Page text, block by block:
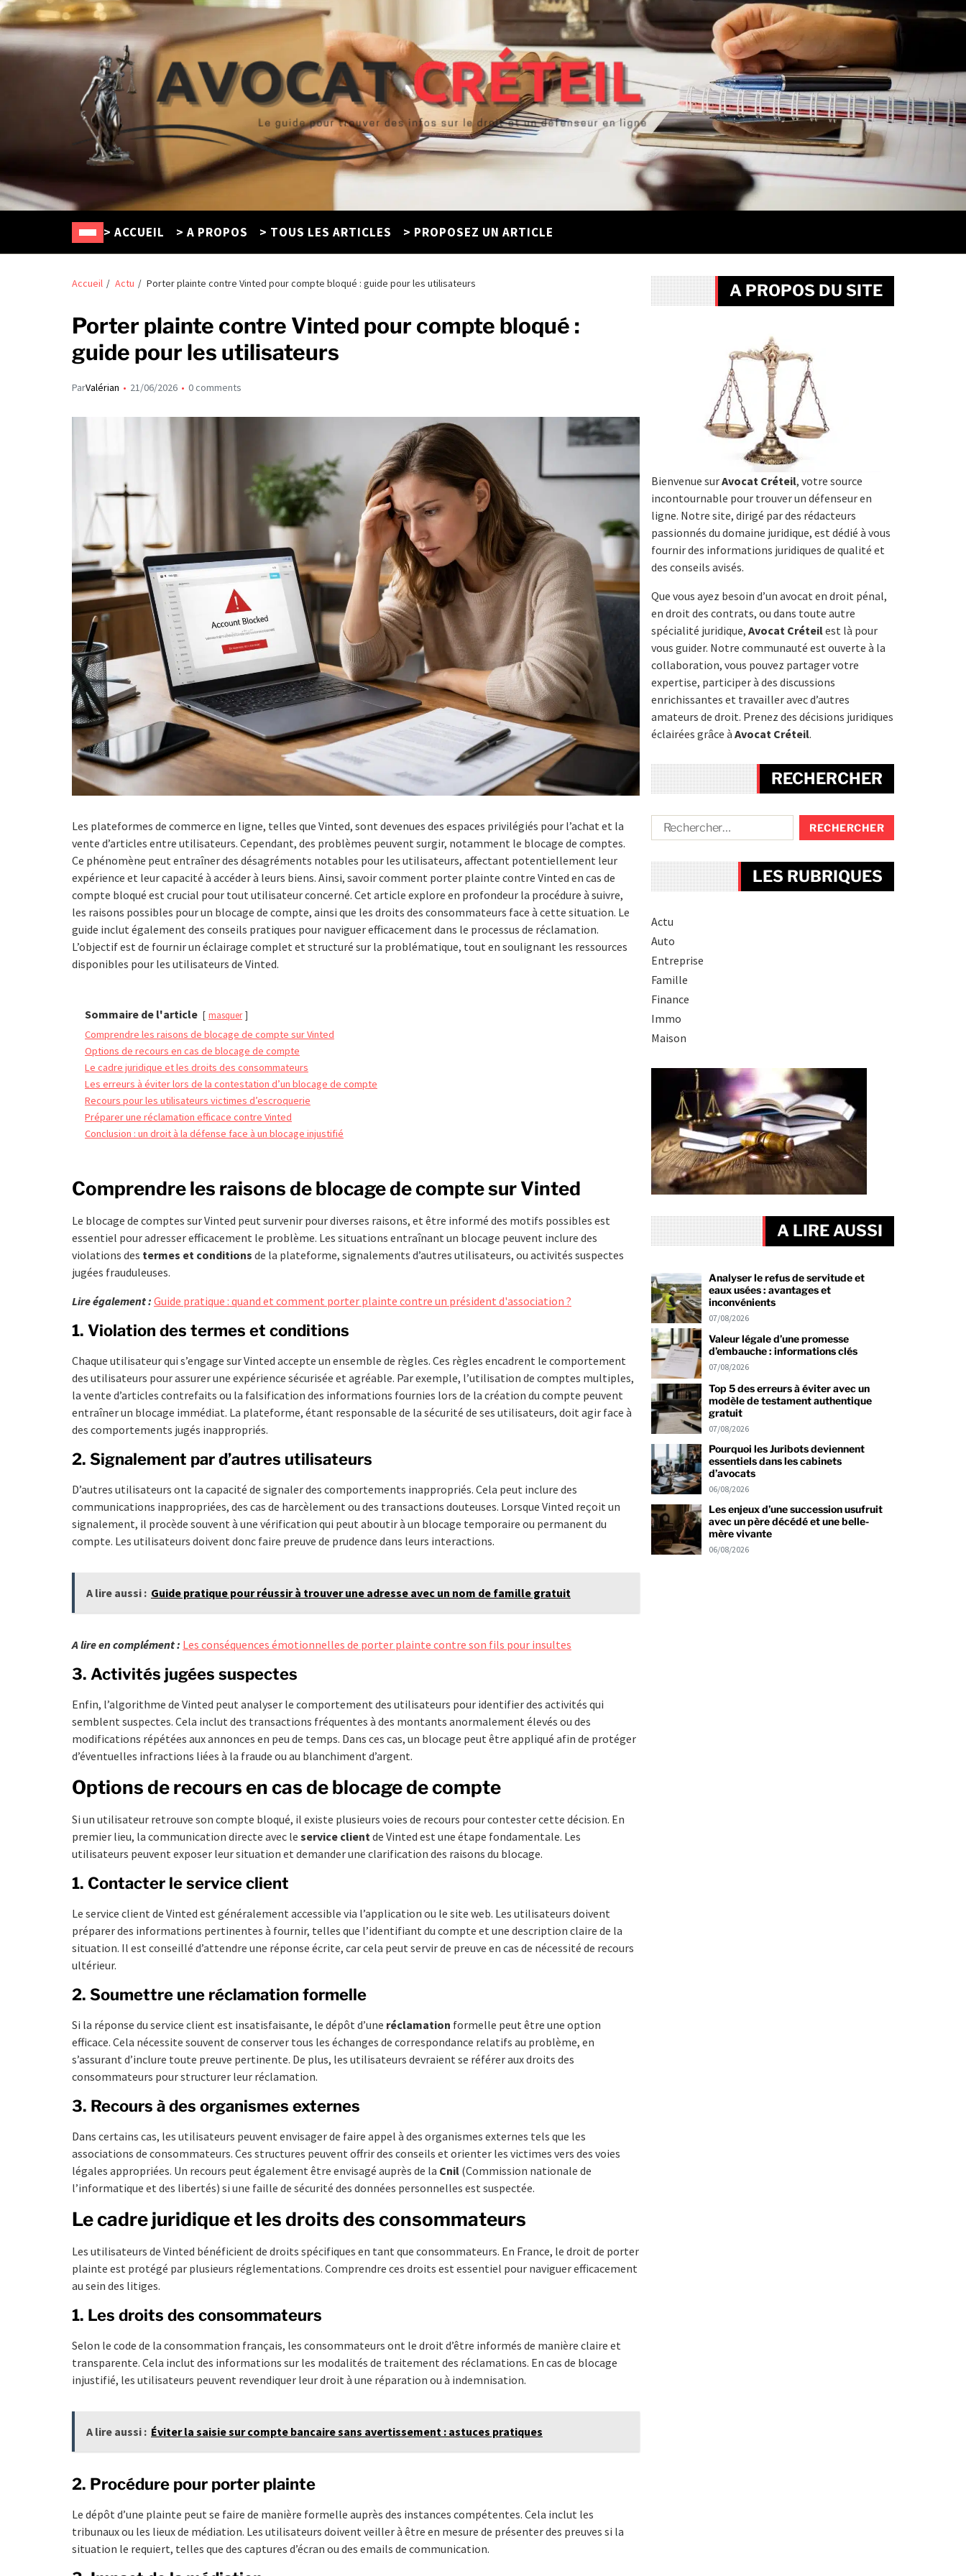
Avocat Créteil
Le guide pour trouver un défenseur en ligne
> ACCUEIL > A PROPOS > TOUS LES ARTICLES > PROPOSEZ UN ARTICLE
Accueil Actu Porter plainte contre Vinted pour compte bloqué : guide pour les utilisateurs
Porter plainte contre Vinted pour compte bloqué :
guide pour les utilisateurs
ParValérian 21/06/2026 0 comments
Les plateformes de commerce en ligne, telles que Vinted, sont devenues des espaces privilégiés pour l’achat et la
vente d’articles entre utilisateurs. Cependant, des problèmes peuvent surgir, notamment le blocage de comptes.
Ce phénomène peut entraîner des désagréments notables pour les utilisateurs, affectant potentiellement leur
expérience et leur capacité à accéder à leurs biens. Ainsi, savoir comment porter plainte contre Vinted en cas de
compte bloqué est crucial pour tout utilisateur concerné. Cet article explore en profondeur la procédure à suivre,
les raisons possibles pour un blocage de compte, ainsi que les droits des consommateurs face à cette situation. Le
guide inclut également des conseils pratiques pour naviguer efficacement dans le processus de réclamation.
L’objectif est de fournir un éclairage complet et structuré sur la problématique, tout en soulignant les ressources
disponibles pour les utilisateurs de Vinted.
Sommaire de l'article masquer
Comprendre les raisons de blocage de compte sur Vinted
Options de recours en cas de blocage de compte
Le cadre juridique et les droits des consommateurs
Les erreurs à éviter lors de la contestation d’un blocage de compte
Recours pour les utilisateurs victimes d’escroquerie
Préparer une réclamation efficace contre Vinted
Conclusion : un droit à la défense face à un blocage injustifié
Comprendre les raisons de blocage de compte sur Vinted
Le blocage de comptes sur Vinted peut survenir pour diverses raisons, et être informé des motifs possibles est
essentiel pour adresser efficacement le problème. Les situations entraînant un blocage peuvent inclure des
violations des termes et conditions de la plateforme, signalements d’autres utilisateurs, ou activités suspectes
jugées frauduleuses.
Lire également : Guide pratique : quand et comment porter plainte contre un président d'association ?
1. Violation des termes et conditions
Chaque utilisateur qui s’engage sur Vinted accepte un ensemble de règles. Ces règles encadrent le comportement
des utilisateurs pour assurer une expérience sécurisée et agréable. Par exemple, l’utilisation de comptes multiples,
la vente d’articles contrefaits ou la falsification des informations fournies lors de la création du compte peuvent
entraîner un blocage immédiat. La plateforme, étant responsable de la sécurité de ses utilisateurs, doit agir face à
des comportements jugés inappropriés.
2. Signalement par d’autres utilisateurs
D’autres utilisateurs ont la capacité de signaler des comportements inappropriés. Cela peut inclure des
communications inappropriées, des cas de harcèlement ou des transactions douteuses. Lorsque Vinted reçoit un
signalement, il procède souvent à une vérification qui peut aboutir à un blocage temporaire ou permanent du
compte. Les utilisateurs doivent donc faire preuve de prudence dans leurs interactions.
A lire aussi : Guide pratique pour réussir à trouver une adresse avec un nom de famille gratuit
A lire en complément : Les conséquences émotionnelles de porter plainte contre son fils pour insultes
3. Activités jugées suspectes
Enfin, l’algorithme de Vinted peut analyser le comportement des utilisateurs pour identifier des activités qui
semblent suspectes. Cela inclut des transactions fréquentes à des montants anormalement élevés ou des
modifications répétées aux annonces en peu de temps. Dans ces cas, un blocage peut être appliqué afin de protéger
d’éventuelles infractions liées à la fraude ou au blanchiment d’argent.
Options de recours en cas de blocage de compte
Si un utilisateur retrouve son compte bloqué, il existe plusieurs voies de recours pour contester cette décision. En
premier lieu, la communication directe avec le service client de Vinted est une étape fondamentale. Les
utilisateurs peuvent exposer leur situation et demander une clarification des raisons du blocage.
1. Contacter le service client
Le service client de Vinted est généralement accessible via l’application ou le site web. Les utilisateurs doivent
préparer des informations pertinentes à fournir, telles que l’identifiant du compte et une description claire de la
situation. Il est conseillé d’attendre une réponse écrite, car cela peut servir de preuve en cas de nécessité de recours
ultérieur.
2. Soumettre une réclamation formelle
Si la réponse du service client est insatisfaisante, le dépôt d’une réclamation formelle peut être une option
efficace. Cela nécessite souvent de conserver tous les échanges de correspondance relatifs au problème, en
s’assurant d’inclure toute preuve pertinente. De plus, les utilisateurs devraient se référer aux droits des
consommateurs pour structurer leur réclamation.
3. Recours à des organismes externes
Dans certains cas, les utilisateurs peuvent envisager de faire appel à des organismes externes tels que les
associations de consommateurs. Ces structures peuvent offrir des conseils et orienter les victimes vers des voies
légales appropriées. Un recours peut également être envisagé auprès de la Cnil (Commission nationale de
l’informatique et des libertés) si une faille de sécurité des données personnelles est suspectée.
Le cadre juridique et les droits des consommateurs
Les utilisateurs de Vinted bénéficient de droits spécifiques en tant que consommateurs. En France, le droit de porter
plainte est protégé par plusieurs réglementations. Comprendre ces droits est essentiel pour naviguer efficacement
au sein des litiges.
1. Les droits des consommateurs
Selon le code de la consommation français, les consommateurs ont le droit d’être informés de manière claire et
transparente. Cela inclut des informations sur les modalités de traitement des réclamations. En cas de blocage
injustifié, les utilisateurs peuvent revendiquer leur droit à une réparation ou à indemnisation.
A lire aussi : Éviter la saisie sur compte bancaire sans avertissement : astuces pratiques
2. Procédure pour porter plainte
Le dépôt d’une plainte peut se faire de manière formelle auprès des instances compétentes. Cela inclut les
tribunaux ou les lieux de médiation. Les utilisateurs doivent veiller à être en mesure de présenter des preuves si la
situation le requiert, telles que des captures d’écran ou des emails de communication.
A PROPOS DU SITE
Bienvenue surAvocat Créteil, votre source
incontournable pour trouver un défenseur en
ligne. Notre site, dirigé par des rédacteurs
passionnés du domaine juridique, est dédié à vous
fournir des informations juridiques de qualité et
des conseils avisés.
Que vous ayez besoin d’un avocat en droit pénal,
en droit des contrats, ou dans toute autre
spécialité juridique, Avocat Créteilest là pour
vous guider. Notre communauté est ouverte à la
collaboration, vous pouvez partager votre
expertise, participer à des discussions
enrichissantes et travailler avec d’autres
amateurs de droit. Prenez des décisions juridiques
éclairées grâce à Avocat Créteil.
RECHERCHER
LES RUBRIQUES
Actu
Auto
Entreprise
Famille
Finance
Immo
Maison
A LIRE AUSSI
Analyser le refus de servitude et
eaux usées : avantages et
inconvénients
07/08/2026
Valeur légale d’une promesse
d’embauche : informations clés
07/08/2026
Top 5 des erreurs à éviter avec un
modèle de testament authentique
gratuit
07/08/2026
Pourquoi les Juribots deviennent
essentiels dans les cabinets
d’avocats
06/08/2026
Les enjeux d’une succession usufruit
avec un père décédé et une belle-
mère vivante
06/08/2026